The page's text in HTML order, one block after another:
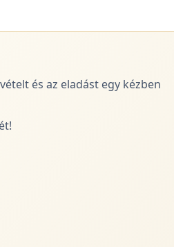
és az eladást egy kézben